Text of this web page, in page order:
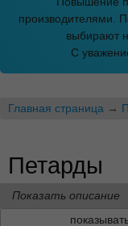
производителями.
выбирают
С
Главная страница →
Петарды
Показать описание